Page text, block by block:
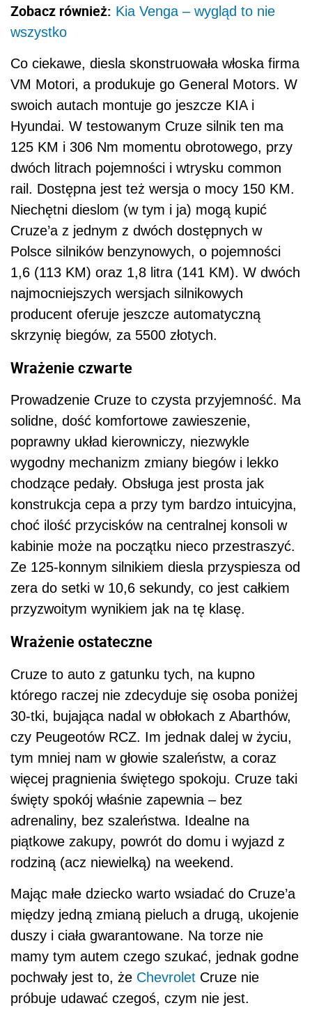
Zobacz również: Kia Venga – wygląd to nie
wszystko
Co ciekawe, diesla skonstruowała włoska firma
VM Motori, a produkuje go General Motors. W
swoich autach montuje go jeszcze KIA i
Hyundai. W testowanym Cruze silnik ten ma
125 KM i 306 Nm momentu obrotowego, przy
dwóch litrach pojemności i wtrysku common
rail. Dostępna jest też wersja o mocy 150 KM.
Niechętni dieslom (w tym i ja) mogą kupić
Cruze’a z jednym z dwóch dostępnych w
Polsce silników benzynowych, o pojemności
1,6 (113 KM) oraz 1,8 litra (141 KM). W dwóch
najmocniejszych wersjach silnikowych
producent oferuje jeszcze automatyczną
skrzynię biegów, za 5500 złotych.
Wrażenie czwarte
Prowadzenie Cruze to czysta przyjemność. Ma
solidne, dość komfortowe zawieszenie,
poprawny układ kierowniczy, niezwykle
wygodny mechanizm zmiany biegów i lekko
chodzące pedały. Obsługa jest prosta jak
konstrukcja cepa a przy tym bardzo intuicyjna,
choć ilość przycisków na centralnej konsoli w
kabinie może na początku nieco przestraszyć.
Ze 125-konnym silnikiem diesla przyspiesza od
zera do setki w 10,6 sekundy, co jest całkiem
przyzwoitym wynikiem jak na tę klasę.
Wrażenie ostateczne
Cruze to auto z gatunku tych, na kupno
którego raczej nie zdecyduje się osoba poniżej
30-tki, bujająca nadal w obłokach z Abarthów,
czy Peugeotów RCZ. Im jednak dalej w życiu,
tym mniej nam w głowie szaleństw, a coraz
więcej pragnienia świętego spokoju. Cruze taki
święty spokój właśnie zapewnia – bez
adrenaliny, bez szaleństwa. Idealne na
piątkowe zakupy, powrót do domu i wyjazd z
rodziną (acz niewielką) na weekend.
Mając małe dziecko warto wsiadać do Cruze’a
między jedną zmianą pieluch a drugą, ukojenie
duszy i ciała gwarantowane. Na torze nie
mamy tym autem czego szukać, jednak godne
pochwały jest to, że Chevrolet Cruze nie
próbuje udawać czegoś, czym nie jest.